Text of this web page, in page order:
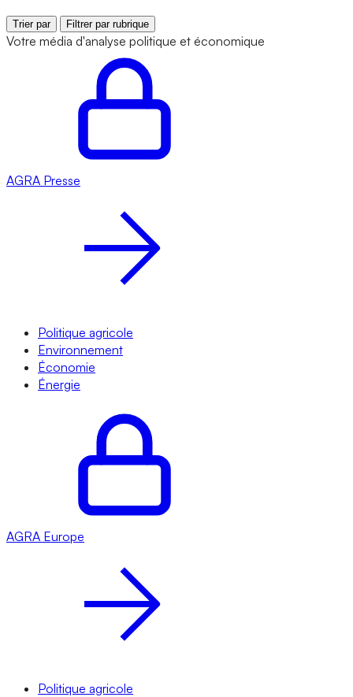
Trier par Filtrer par rubrique
Votre média d'analyse politique et économique
AGRA Presse
Politique agricole
Environnement
Économie
Énergie
AGRA Europe
Politique agricole